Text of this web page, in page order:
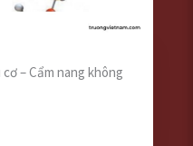
– Cẩm nang không